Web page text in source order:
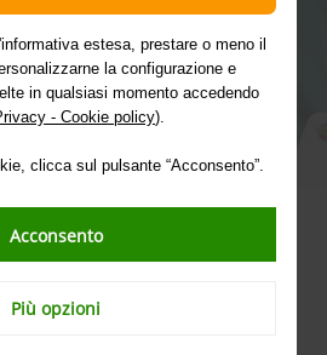
estesa, prestare o meno il
la configurazione e
in qualsiasi momento accedendo
- Cookie policy).
clicca sul pulsante “Acconsento”.
Acconsento
Più opzioni
meno romantici di tutte le
spesso più sottovalutata, ma la
per le nozze è un vero